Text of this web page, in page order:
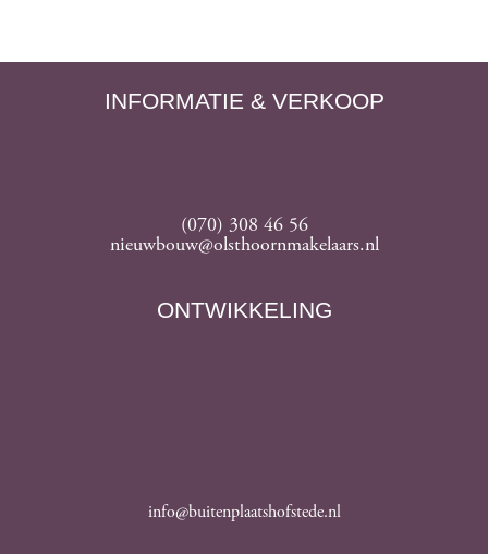
INFORMATIE & VERKOOP
(070) 308 46 56
nieuwbouw@olsthoornmakelaars.nl
ONTWIKKELING
info@buitenplaatshofstede.nl